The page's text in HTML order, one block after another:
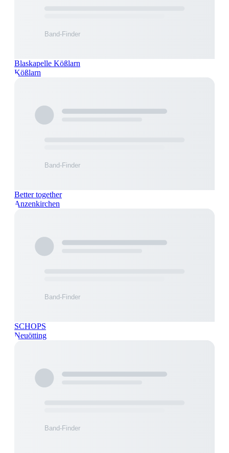
Blaskapelle Kößlarn
Kößlarn
Better together
Anzenkirchen
SCHOPS
Neuötting